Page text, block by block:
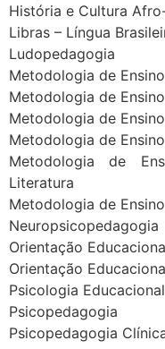
História e Cultura
Libras – Língua
Ludopedagogia
Metodologia de
Metodologia de
Metodologia de
Metodologia de
Metodologia de
Literatura
Metodologia de
Neuropsicopedagogia
Orientação
Orientação
Psicologia Educacional
Psicopedagogia
Psicopedagogia